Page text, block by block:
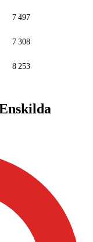
7 497
7 308
8 253